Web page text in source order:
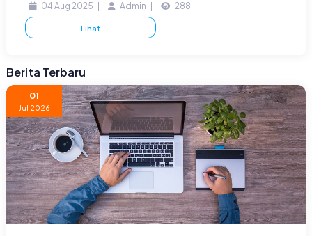
04 Aug 2025 Admin 288
Lihat
Berita Terbaru
01
Jul 2026